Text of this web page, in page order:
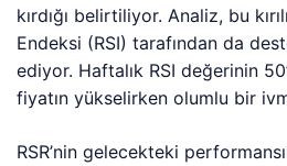
kırdığı belirtiliyor. Analiz, bu
Endeksi (RSI) tarafından da
ediyor. Haftalık RSI değerinin
fiyatın yükselirken olumlu bir
RSR’nin gelecekteki